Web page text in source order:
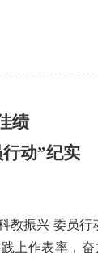
绩
动”纪实
振兴 委员行
上作表率，